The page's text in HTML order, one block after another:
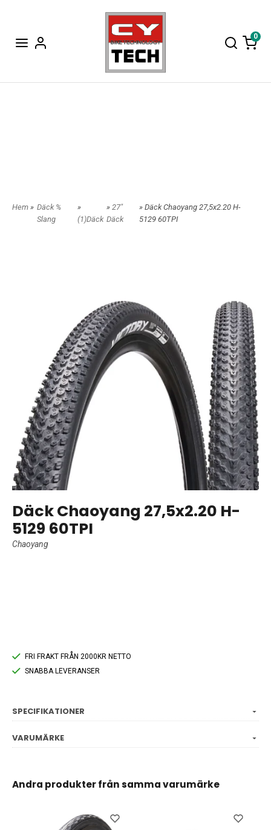
0
Hem » Däck %
Slang
»
(1)Däck
» 27"
Däck
» Däck Chaoyang 27,5x2.20 H-
5129 60TPI
Däck Chaoyang 27,5x2.20 H-
5129 60TPI
Chaoyang
FRI FRAKT FRÅN 2000KR NETTO
SNABBA LEVERANSER
SPECIFIKATIONER
VARUMÄRKE
Andra produkter från samma varumärke